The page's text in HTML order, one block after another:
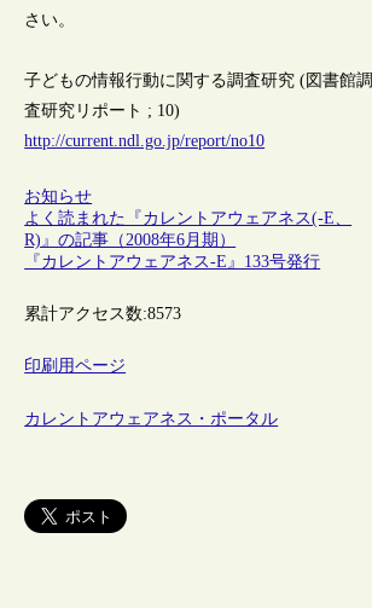
さい。
子どもの情報行動に関する調査研究 (図書館調
査研究リポート ; 10)
http://current.ndl.go.jp/report/no10
お知らせ
よく読まれた『カレントアウェアネス(-E、
R)』の記事（2008年6月期）
『カレントアウェアネス-E』133号発行
累計アクセス数:8573
印刷用ページ
カレントアウェアネス・ポータル